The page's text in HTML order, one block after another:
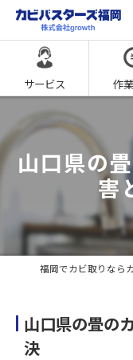
サービス 作
山口県の
害
山口県の畳の
決